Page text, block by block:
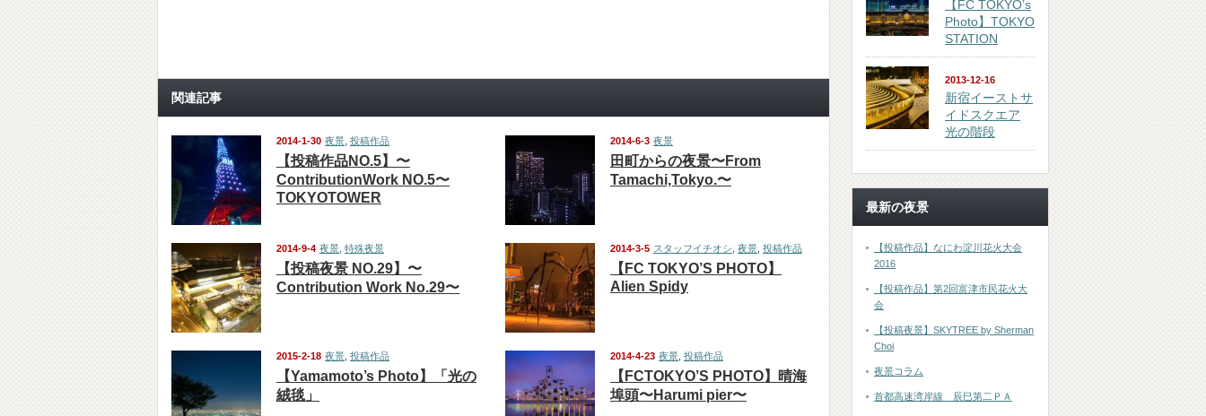
関連記事
2014-1-30 夜景 投稿作品
【投稿作品NO.5】〜
ContributionWork NO.5〜
TOKYOTOWER
2014-6-3 夜景
田町からの夜景〜From
Tamachi,Tokyo.〜
2014-9-4 夜景 特殊夜景
【投稿夜景 NO.29】〜
Contribution Work No.29〜
2014-3-5 スタッフイチオシ 夜景 投稿作品
【FC TOKYO’S PHOTO】
Alien Spidy
2015-2-18 夜景 投稿作品
【Yamamoto’s Photo】「光の
絨毯」
2014-4-23 夜景 投稿作品
【FCTOKYO’S PHOTO】晴海
埠頭〜Harumi pier〜
【FC TOKYO’s
Photo】TOKYO
STATION
2013-12-16
新宿イーストサ
イドスクエア
光の階段
最新の夜景
【投稿作品】なにわ淀川花火大会
2016
【投稿作品】第2回富津市民花火大
会
【投稿夜景】SKYTREE by Sherman
Choi
夜景コラム
首都高速湾岸線 辰巳第二ＰＡ